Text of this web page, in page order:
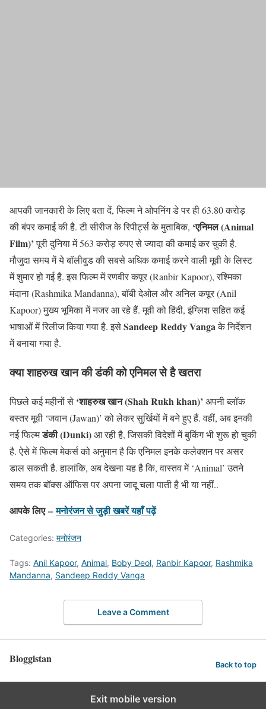
आपकी जानकारी के लिए बता दें, फिल्म ने ओपनिंग डे पर ही 63.80 करोड़
की बंपर कमाई की है. टी सीरीज के रिपीर्ट्स के मुताबिक, ‘एनिमल (Animal
Film)’पूरी दुनिया में 563 करोड़ रुपए से ज्यादा की कमाई कर चुकी है.
मौजुदा समय में ये बॉलीवुड की सबसे अधिक कमाई करने वाली मूवी के लिस्ट
में शुमार हो गई है. इस फिल्म में रणवीर कपूर (Ranbir Kapoor), रश्मिका
मंदाना (Rashmika Mandanna), बॉबी देओल और अनिल कपूर (Anil
Kapoor) मुख्य भूमिका में नजर आ रहे हैं. मूवी को हिंदी, इंग्लिश सहित कई
भाषाओं में रिलीज किया गया है. इसेSandeep Reddy Vangaके निर्देशन
में बनाया गया है.
क्या शाहरुख खान की डंकी को एनिमल से है खतरा
पिछले कई महीनों से ‘शाहरुख खान (Shah Rukh khan)’ अपनी ब्लॉक
बस्तर मूवी ‘जवान (Jawan)’ को लेकर सुर्खियों में बने हुए हैं. वहीं, अब इनकी
नई फिल्मडंकी (Dunki)आ रही है, जिसकी विदेशों में बुकिंग भी शुरू हो चुकी
है. ऐसे में फिल्म मेकर्स को अनुमान है कि एनिमल इनके कलेक्शन पर असर
डाल सकती है. हालांकि, अब देखना यह है कि, वास्तव में ‘Animal’ उतने
समय तक बॉक्स ऑफिस पर अपना जादू चला पाती है भी या नहीं..
आपके लिए –मनोरंजन से जुड़ी खबरें यहाँ पढ़ें
Categories: मनोरंजन
Tags: Anil Kapoor, Animal, Boby Deol, Ranbir Kapoor, Rashmika
Mandanna, Sandeep Reddy Vanga
Leave a Comment
Bloggistan Back to top
Exit mobile version